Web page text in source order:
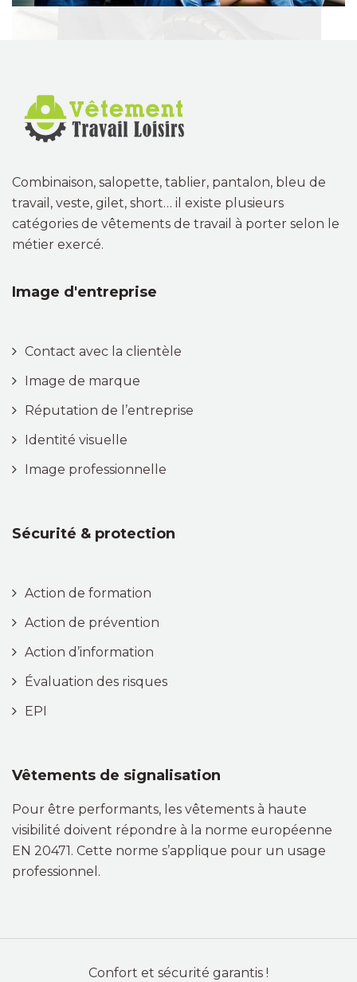
Combinaison, salopette, tablier, pantalon, bleu de
travail, veste, gilet, short… il existe plusieurs
catégories de vêtements de travail à porter selon le
métier exercé.
Image d'entreprise
Contact avec la clientèle
Image de marque
Réputation de l’entreprise
Identité visuelle
Image professionnelle
Sécurité & protection
Action de formation
Action de prévention
Action d’information
Évaluation des risques
EPI
Vêtements de signalisation
Pour être performants, les vêtements à haute
visibilité doivent répondre à la norme européenne
EN 20471. Cette norme s’applique pour un usage
professionnel.
Confort et sécurité garantis !